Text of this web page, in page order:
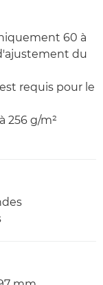
60 à
du
requis pour le
256 g/m²